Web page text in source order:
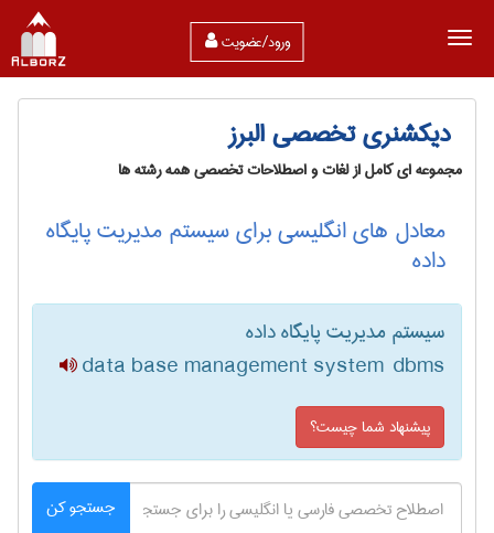
ورود/عضویت
دیکشنری تخصصی البرز
مجموعه ای کامل از لغات و اصطلاحات تخصصی همه رشته ها
معادل های انگلیسی برای سیستم مدیریت پایگاه
داده
سیستم مدیریت پایگاه داده
data base management system dbms
پیشنهاد شما چیست؟
جستجو کن